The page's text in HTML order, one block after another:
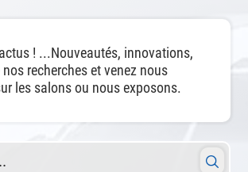
! ...Nouveautés, innovations,
recherches et venez nous
les salons ou nous exposons.